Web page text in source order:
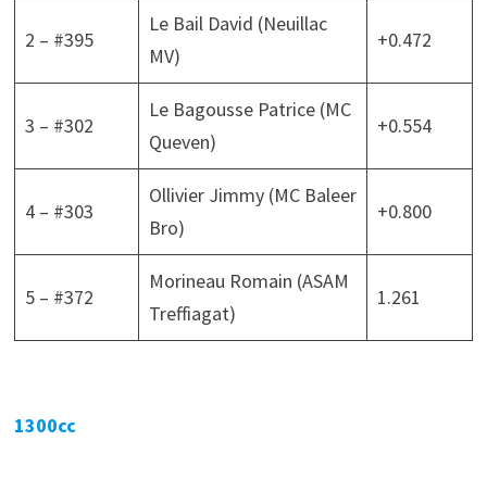
2 – #395
Le Bail David (Neuillac
MV)
+0.472
3 – #302
Le Bagousse Patrice (MC
Queven)
+0.554
4 – #303
Ollivier Jimmy (MC Baleer
Bro)
+0.800
5 – #372
Morineau Romain (ASAM
Treffiagat)
1.261
1300cc